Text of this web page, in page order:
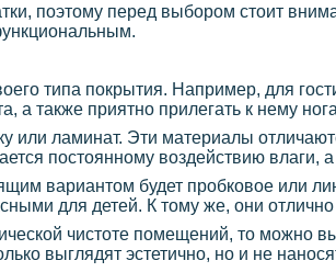
поэтому перед выбором стоит
типа покрытия. Например, для
а также приятно прилегать к нему
или ламинат. Эти материалы
постоянному воздействию
вариантом будет пробковое или
для детей. К тому же, они
чистоте помещений, то можно
выглядят эстетично, но и не